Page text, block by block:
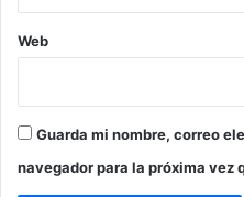
Web
Guarda mi nombre, correo
navegador para la próxima vez